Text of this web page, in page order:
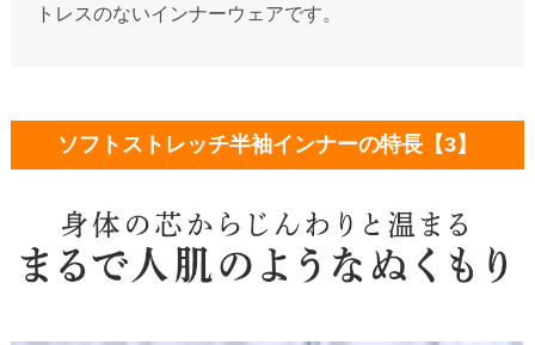
トレスのないインナーウェアです。
ソフトストレッチ半袖インナーの特長【3】